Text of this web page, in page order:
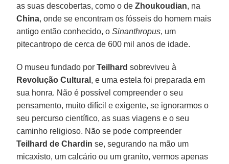
as suas descobertas, como o deZhoukoudian, na
China, onde se encontram os fósseis do homem mais
antigo então conhecido, oSinanthropus, um
pitecantropo de cerca de 600 mil anos de idade.
O museu fundado porTeilhard sobreviveu à
Revolução Cultural , e uma estela foi preparada em
sua honra. Não é possível compreender o seu
pensamento, muito difícil e exigente, se ignorarmos o
seu percurso científico, as suas viagens e o seu
caminho religioso. Não se pode compreender
Teilhard de Chardin se, segurando na mão um
micaxisto, um calcário ou um granito, vermos apenas